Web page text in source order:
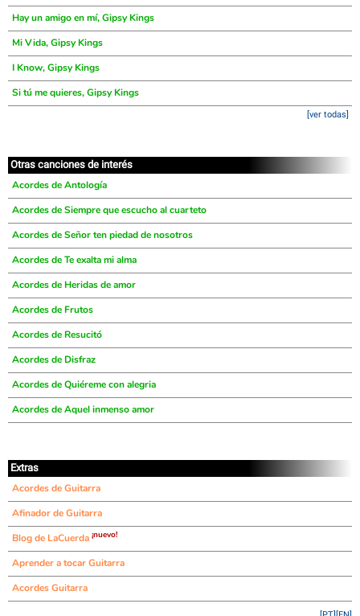
Hay un amigo en mí, Gipsy Kings
Mi Vida, Gipsy Kings
I Know, Gipsy Kings
Si tú me quieres, Gipsy Kings
[ver todas]
Otras canciones de interés
Acordes de Antología
Acordes de Siempre que escucho al cuarteto
Acordes de Señor ten piedad de nosotros
Acordes de Te exalta mi alma
Acordes de Heridas de amor
Acordes de Frutos
Acordes de Resucitó
Acordes de Disfraz
Acordes de Quiéreme con alegria
Acordes de Aquel inmenso amor
Extras
Acordes de Guitarra
Afinador de Guitarra
Blog de LaCuerda ¡nuevo!
Aprender a tocar Guitarra
Acordes Guitarra